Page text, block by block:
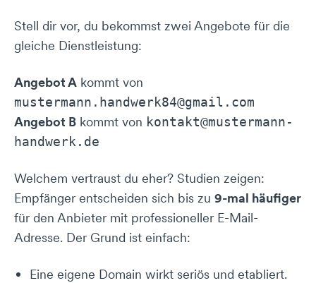
Stell dir vor, du bekommst zwei Angebote für die
gleiche Dienstleistung:
Angebot A kommt von
mustermann.handwerk84@gmail.com
Angebot B kommt von kontakt@mustermann-
handwerk.de
Welchem vertraust du eher? Studien zeigen:
Empfänger entscheiden sich bis zu 9-mal häufiger
für den Anbieter mit professioneller E-Mail-
Adresse. Der Grund ist einfach:
Eine eigene Domain wirkt seriös und etabliert.